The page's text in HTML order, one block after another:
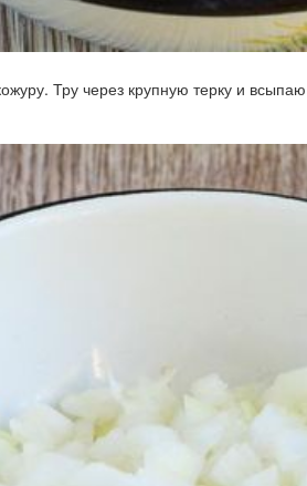
Тру через крупную терку и